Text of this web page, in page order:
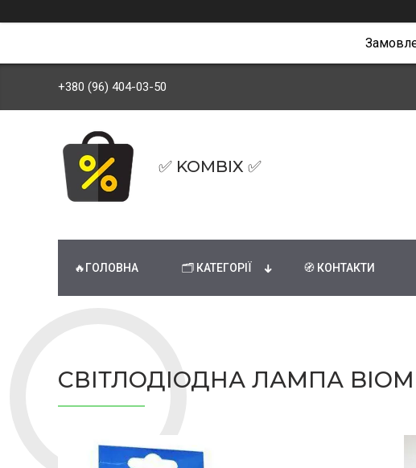
+380 (96) 404-03-50
✅ KOMBIX ✅
🔥ГОЛОВНА 🗂 КАТЕГОРІЇ 🧭 КОНТАКТИ
СВІТЛОДІОДНА ЛАМПА BIOM